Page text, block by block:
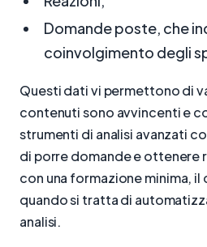
Domande poste, che
coinvolgimento degli
Questi dati vi permettono di
contenuti sono avvincenti e
strumenti di analisi avanzati
di porre domande e ottenere
con una formazione minima,
quando si tratta di
analisi.